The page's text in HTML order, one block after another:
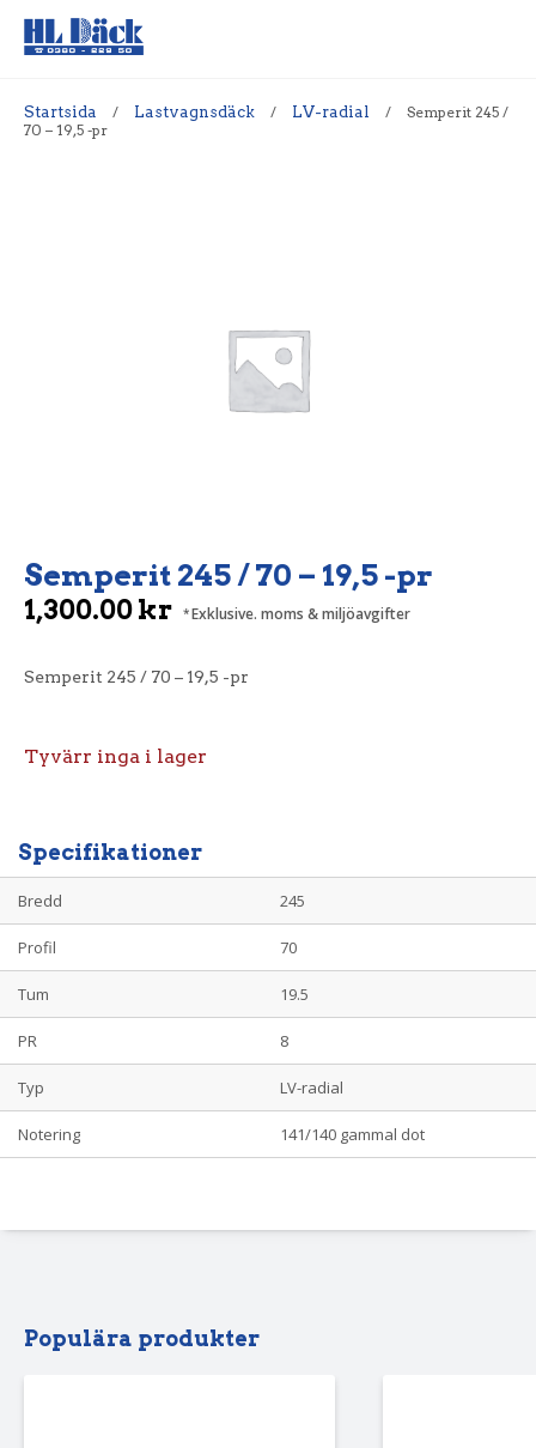
Startsida / Lastvagnsdäck / LV-radial /
Semperit 245 /
70 – 19,5 -pr
Semperit 245 / 70 – 19,5 -pr
1,300.00kr Exklusive. moms & miljöavgifter
Semperit 245 / 70 – 19,5 -pr
Tyvärr inga i lager
Specifikationer
Bredd 245
Profil 70
Tum 19.5
PR 8
Typ LV-radial
Notering 141/140 gammal dot
Populära produkter